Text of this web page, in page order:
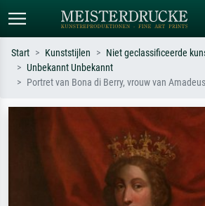
Standaard zoeken
Monet, Sterrennacht, impressionisme,
Hokusai-golf, naakt.
weide,
Start Kunststijlen
Niet geclassificeerde
Unbekannt Unbekannt
Portret van Bona di Berry, vrouw van